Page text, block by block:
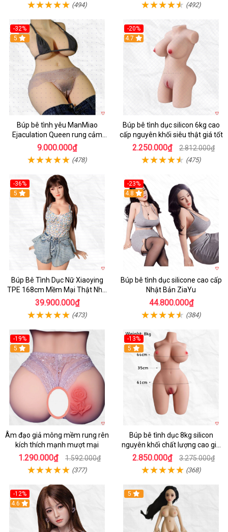
(494) (492)
-32%
5
Búp bê tình yêu ManMiao
Ejaculation Queen rung cảm
biến sưởi ấm phun nước thông
minh
9.000.000₫
(478)
-20%
4.7
Búp bê tình dục silicon 6kg cao
cấp nguyên khối siêu thật giá tốt
2.250.000₫ 2.812.000₫
(475)
-36%
Hot
5
Búp Bê Tình Dục Nữ Xiaoying
TPE 168cm Mềm Mại Thật Như
Người Chơi
39.900.000₫
(473)
-23%
4.8
Búp bê tình dục silicone cao cấp
Nhật Bản ZiaYu
44.800.000₫
(384)
-19%
Hot
5
Âm đạo giả mông mềm rung rên
kích thích mạnh mượt mại
1.290.000₫ 1.592.000₫
(377)
-13%
5
Búp bê tình dục 8kg silicon
nguyên khối chất lượng cao giá
tốt
2.850.000₫ 3.275.000₫
(368)
-12%
Hot
4.6
5